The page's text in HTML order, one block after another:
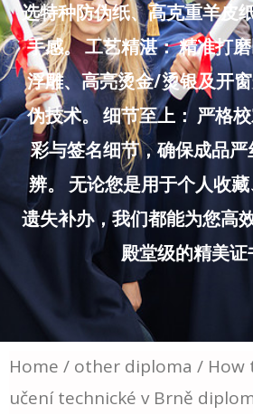
选特种防伪纸、高克重羊皮
手感。 工艺精湛： 精准打
浮雕、高亮烫金/烫银及开
伪技术。 细节至上： 严格
彩与签名细节，确保成品
辨。 无论您是用于个人收
遗失补办，我们都能为您高
殿堂级的精美证
Home / other diploma / How
učení technické v Brně